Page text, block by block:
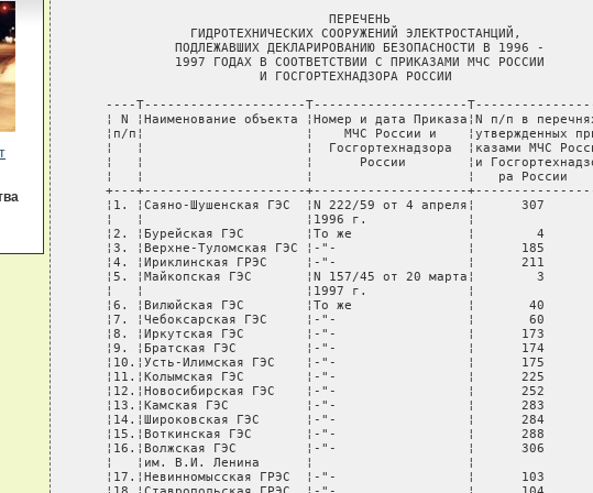
                                ПЕРЕЧЕНЬ
              ГИДРОТЕХНИЧЕСКИХ СООРУЖЕНИЙ ЭЛЕКТРОСТАНЦИЙ,
            ПОДЛЕЖАВШИХ ДЕКЛАРИРОВАНИЮ БЕЗОПАСНОСТИ В 1996 -
            1997 ГОДАХ В СООТВЕТСТВИИ С ПРИКАЗАМИ МЧС РОССИИ
                       И ГОСГОРТЕХНАДЗОРА РОССИИ
----T---------------------T--------------------
¦ N ¦Наименование объекта ¦Номер и дата Приказа¦N п/п в
¦п/п¦                     ¦    МЧС России и    ¦утвержденных
¦   ¦                     ¦  Госгортехнадзора  ¦казами МЧС
¦   ¦                     ¦      России        ¦и
¦   ¦                     ¦                    ¦   ра России
+---+---------------------+--------------------
¦1. ¦Саяно-Шушенская ГЭС  ¦N 222/59 от 4 апреля¦      307
¦   ¦                     ¦1996 г.             ¦
¦2. ¦Бурейская ГЭС        ¦То же               ¦        4
¦3. ¦Верхне-Туломская ГЭС ¦-"-                 ¦      185
¦4. ¦Ириклинская ГРЭС     ¦-"-                 ¦      211
¦5. ¦Майкопская ГЭС       ¦N 157/45 от 20 марта¦        3
¦   ¦                     ¦1997 г.             ¦
¦6. ¦Вилюйская ГЭС        ¦То же               ¦       40
¦7. ¦Чебоксарская ГЭС     ¦-"-                 ¦       60
¦8. ¦Иркутская ГЭС        ¦-"-                 ¦      173
¦9. ¦Братская ГЭС         ¦-"-                 ¦      174
¦10.¦Усть-Илимская ГЭС    ¦-"-                 ¦      175
¦11.¦Колымская ГЭС        ¦-"-                 ¦      225
¦12.¦Новосибирская ГЭС    ¦-"-                 ¦      252
¦13.¦Камская ГЭС          ¦-"-                 ¦      283
¦14.¦Широковская ГЭС      ¦-"-                 ¦      284
¦15.¦Воткинская ГЭС       ¦-"-                 ¦      288
¦16.¦Волжская ГЭС         ¦-"-                 ¦      306
¦   ¦им. В.И. Ленина      ¦                    ¦
¦17.¦Невинномысская ГРЭС  ¦-"-                 ¦      103